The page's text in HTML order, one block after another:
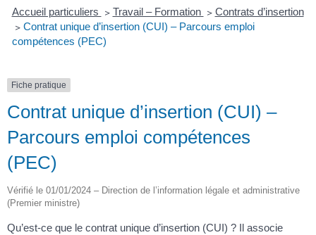
Accueil particuliers > Travail – Formation > Contrats d’insertion
> Contrat unique d’insertion (CUI) – Parcours emploi
compétences (PEC)
Fiche pratique
Contrat unique d’insertion (CUI) –
Parcours emploi compétences
(PEC)
Vérifié le 01/01/2024 – Direction de l’information légale et administrative
(Premier ministre)
Qu’est-ce que le contrat unique d’insertion (CUI) ? Il associe